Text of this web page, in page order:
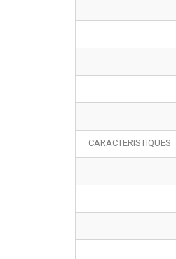
CARACTERISTIQUES